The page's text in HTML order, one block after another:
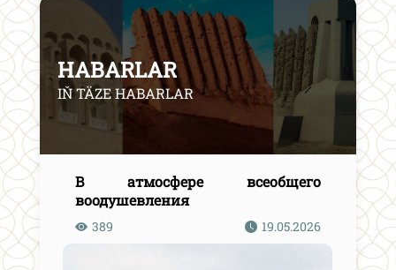
HABARLAR
IŇ TÄZE HABARLAR
В атмосфере всеобщего
воодушевления
389 19.05.2026